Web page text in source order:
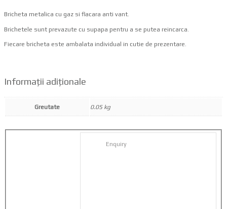
Bricheta metalica cu gaz si flacara anti vant.
Brichetele sunt prevazute cu supapa pentru a se putea reincarca.
Fiecare bricheta este ambalata individual in cutie de prezentare.
Informații adiționale
Greutate 0.05 kg